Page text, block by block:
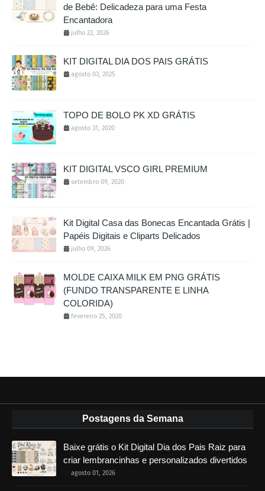
de Bebê: Delicadeza para uma Festa
Encantadora
julho 22, 2026
KIT DIGITAL DIA DOS PAIS GRÁTIS
agosto 03, 2025
TOPO DE BOLO PK XD GRÁTIS
agosto 31, 2020
KIT DIGITAL VSCO GIRL PREMIUM
setembro 09, 2020
Kit Digital Casa das Bonecas Encantada Grátis |
Papéis Digitais e Cliparts Delicados
julho 09, 2026
MOLDE CAIXA MILK EM PNG GRÁTIS
(FUNDO TRANSPARENTE E LINHA
COLORIDA)
fevereiro 25, 2020
Postagens da Semana
Baixe grátis o Kit Digital Dia dos Pais Raiz para
criar lembrancinhas e personalizados divertidos
agosto 01, 2026